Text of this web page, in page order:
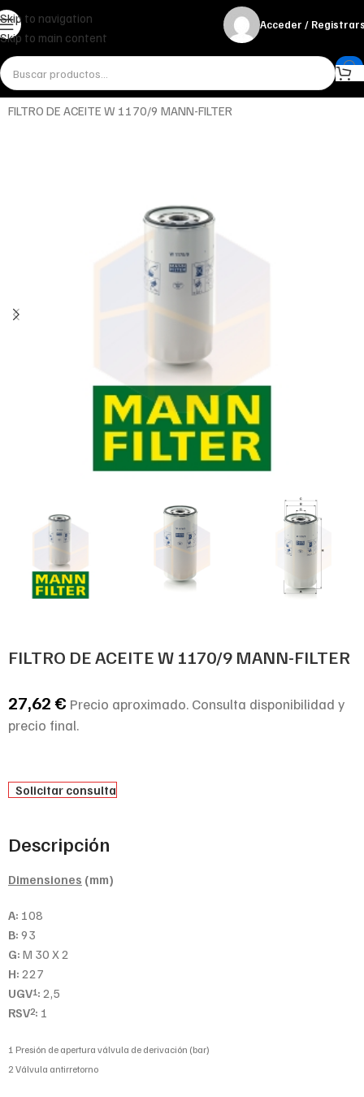
Skip to navigation
Skip to main content
Acceder /
InicioMiscelánea - otrosOtros
FILTRO DE ACEITE W 1170/9 MANN-FILTER
FILTRO DE ACEITE W 1170/9 MANN-FILTER
27,62€ Precio aproximado. Consulta disponibilidad y
precio final.
Solicitar consulta
Descripción
Dimensiones (mm)
A: 108
B: 93
G: M 30 X 2
H: 227
UGV1: 2,5
RSV2: 1
1 Presión de apertura válvula de derivación (bar)
2 Válvula antirretorno